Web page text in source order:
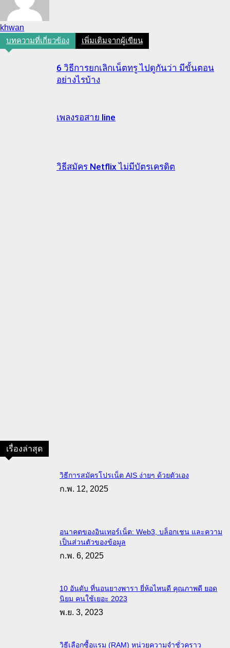
khwan
บทความที่เกี่ยวข้อง เพิ่มเติมจากผู้เขียน
6 วิธีการยกเลิกเน็ตทรู ไปดูกันว่า มีขั้นตอน
อย่างไรบ้าง
เพลงรอสาย line
วิธีสมัคร Netflix ไม่มีบัตรเครดิต
เรื่องล่าสุด
วิธีการสมัครโปรเน็ต AIS ง่ายๆ ด้วยตัวเอง
ก.พ. 12, 2025
อนาคตของอินเทอร์เน็ต: Web3, บล็อกเชน และความ
เป็นส่วนตัวของข้อมูล
ก.พ. 6, 2025
10 อันดับ ที่นอนยางพารา ยี่ห้อไหนดี คุณภาพดี ยอด
นิยม คนใช้เยอะ 2023
พ.ย. 3, 2023
วิธีเลือกซื้อแรม (RAM) หน่วยความจำชั่วคราว